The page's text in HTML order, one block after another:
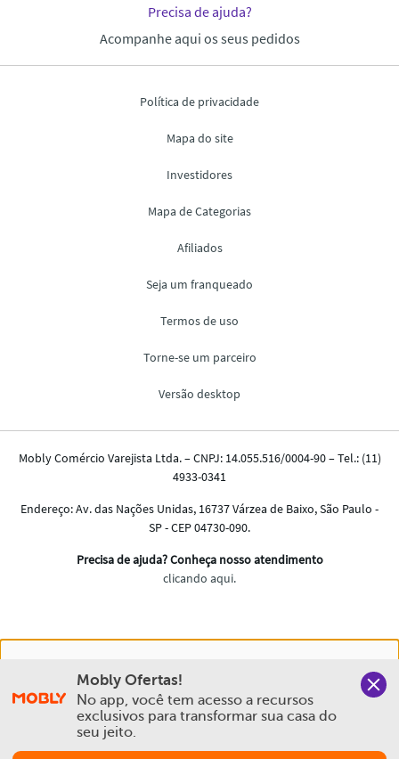
experiência na Mobly. Quando você navega no nosso site,
aceita esta condição
Política de Privacidade e Cookies
Mobly Ofertas!
No app, você tem acesso a recursos
exclusivos para transformar sua casa do
seu jeito.